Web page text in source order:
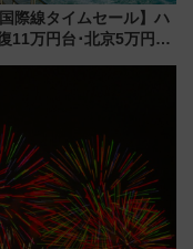
国際線タイムセール】ハ
11万円台･北京5万円台